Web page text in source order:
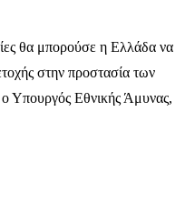
θα μπορούσε η Ελλάδα να
στην προστασία των
Υπουργός Εθνικής Άμυνας,